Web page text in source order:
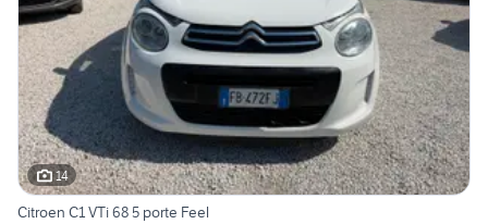
14
Citroen C1 VTi 68 5 porte Feel